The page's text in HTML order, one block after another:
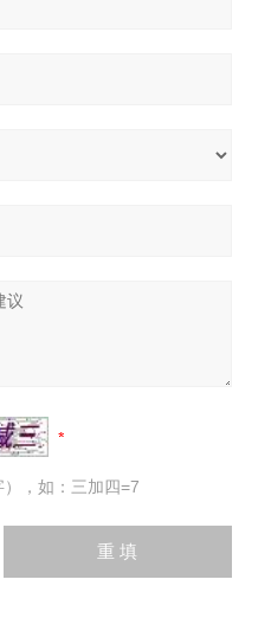
，如：三加四=7